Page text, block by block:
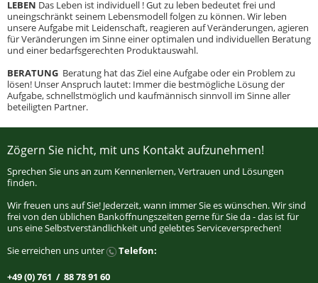
LEBEN Das Leben ist individuell ! Gut zu leben bedeutet frei und
uneingschränkt seinem Lebensmodell folgen zu können. Wir leben
unsere Aufgabe mit Leidenschaft, reagieren auf Veränderungen, agieren
für Veränderungen im Sinne einer optimalen und individuellen Beratung
und einer bedarfsgerechten Produktauswahl.
BERATUNG ­ Beratung hat das Ziel eine Aufgabe oder ein Problem zu
lösen! Unser Anspruch lautet: Immer die bestmögliche Lösung der
Aufgabe, schnellstmöglich und kaufmännisch sinnvoll im Sinne aller
beteiligten Partner.
Zögern Sie nicht, mit uns Kontakt aufzunehmen!
Sprechen Sie uns an zum Kennenlernen, Vertrauen und Lösungen
finden.
Wir freuen uns auf Sie! Jederzeit, wann immer Sie es wünschen. Wir sind
frei von den üblichen Banköffnungszeiten gerne für Sie da - das ist für
uns eine Selbstverständlichkeit und gelebtes Serviceversprechen!
Sie erreichen uns unter
Telefon:
+49 (0) 761 / 88 78 91 60